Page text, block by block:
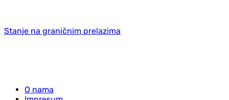
Stanje na graničnim prelazima
O nama